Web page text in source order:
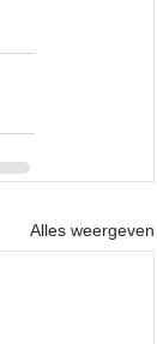
Alles weergeven